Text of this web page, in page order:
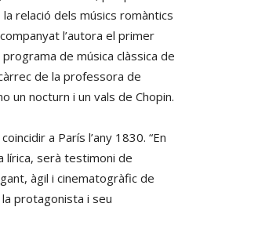
relació dels músics romàntics
l’autora el primer
de música clàssica de
de la professora de
un nocturn i un vals de Chopin.
a París l’any 1830. “En
lírica, serà testimoni de
àgil i cinematogràfic de
protagonista i seu